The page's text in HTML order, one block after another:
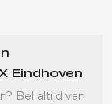
Eindhoven
Bel altijd van